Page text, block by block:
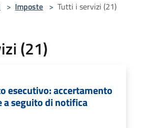
> Imposte > Tutti i servizi (21)
(21)
esecutivo: accertamento
a seguito di notifica